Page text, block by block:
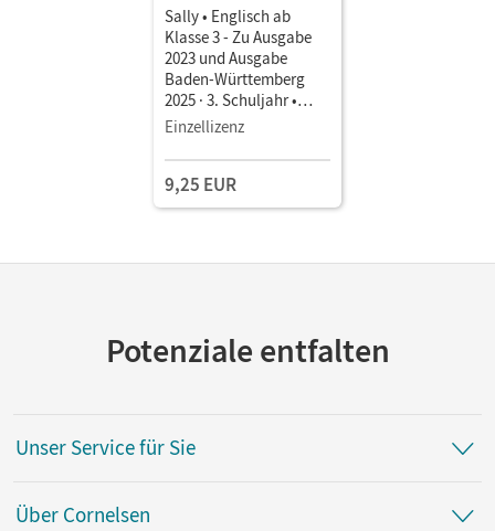
Sally • Englisch ab
Klasse 3 - Zu Ausgabe
2023 und Ausgabe
Baden-Württemberg
2025 · 3. Schuljahr •
Interaktives Arbeitsheft
Einzellizenz
9,25 EUR
Potenziale entfalten
Unser Service für Sie
Über Cornelsen